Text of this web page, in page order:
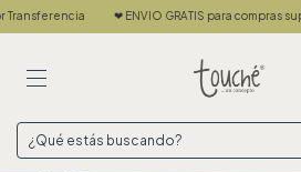
❤ ENVIO GRATIS para compras superiores a $